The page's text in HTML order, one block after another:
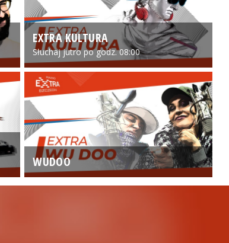
EXTRA KULTURA
Słuchaj jutro po godz. 08:00
WUDOO